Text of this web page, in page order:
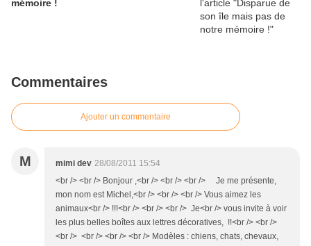
mémoire !
Commentaires
Ajouter un commentaire
M mimi dev 28/08/2011 15:54
<br /> <br /> Bonjour ,<br /> <br /> <br /> Je me présente,
mon nom est Michel,<br /> <br /> <br /> Vous aimez les
animaux<br /> !!!<br /> <br /> <br /> Je<br /> vous invite à voir
les plus belles boîtes aux lettres décoratives, !!<br /> <br />
<br /> <br /> <br /> <br /> Modèles : chiens, chats, chevaux,